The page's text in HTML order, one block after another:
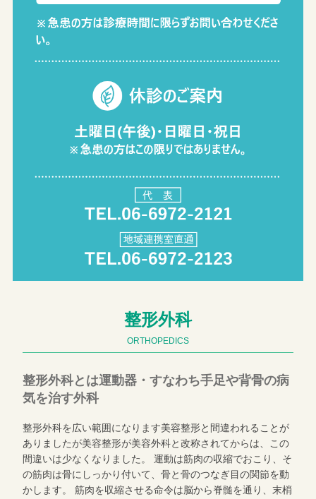
整形外科
ORTHOPEDICS
整形外科とは運動器・すなわち手足や背骨の病
気を治す外科
整形外科を広い範囲になります美容整形と間違われることが
ありましたが美容整形が美容外科と改称されてからは、この
間違いは少なくなりました。 運動は筋肉の収縮でおこり、そ
の筋肉は骨にしっかり付いて、骨と骨のつなぎ目の関節を動
かします。 筋肉を収縮させる命令は脳から脊髄を通り、末梢